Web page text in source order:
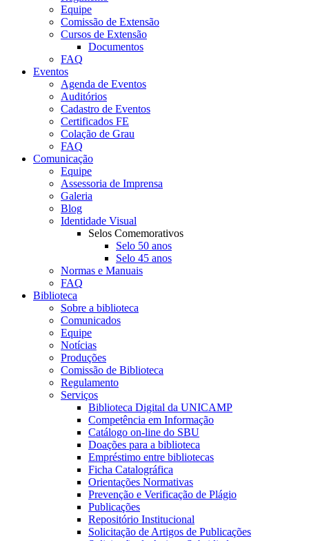
Equipe
Comissão de Extensão
Cursos de Extensão
Documentos
FAQ
Eventos
Agenda de Eventos
Auditórios
Cadastro de Eventos
Certificados FE
Colação de Grau
FAQ
Comunicação
Equipe
Assessoria de Imprensa
Galeria
Blog
Identidade Visual
Selos Comemorativos
Selo 50 anos
Selo 45 anos
Normas e Manuais
FAQ
Biblioteca
Sobre a biblioteca
Comunicados
Equipe
Notícias
Produções
Comissão de Biblioteca
Regulamento
Serviços
Biblioteca Digital da UNICAMP
Competência em Informação
Catálogo on-line do SBU
Doações para a biblioteca
Empréstimo entre bibliotecas
Ficha Catalográfica
Orientações Normativas
Prevenção e Verificação de Plágio
Publicações
Repositório Institucional
Solicitação de Artigos de Publicações